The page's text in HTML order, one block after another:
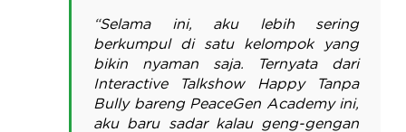
“Selama ini, aku lebih sering
berkumpul di satu kelompok yang
bikin nyaman saja. Ternyata dari
Interactive Talkshow Happy Tanpa
Bully bareng PeaceGen Academy ini,
aku baru sadar kalau geng-gengan